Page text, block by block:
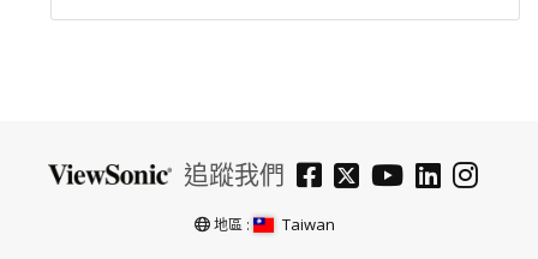
追蹤我們
地區 : Taiwan